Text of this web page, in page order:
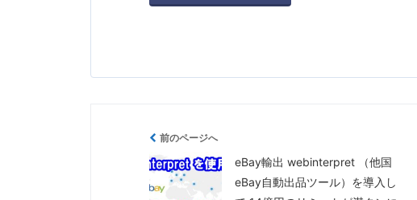
前のページへ
eBay輸出 webinterpret （他国
eBay自動出品ツール）を導入し